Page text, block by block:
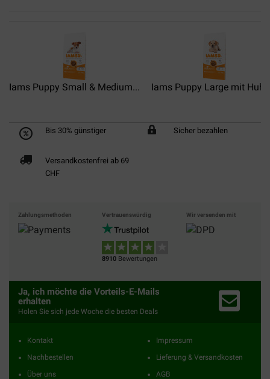
Iams Puppy Small & Medium... Iams Puppy Large mit
Bis 30% günstiger Sicher bezahlen
Versandkostenfrei ab 69
CHF
Zahlungsmethoden Vertrauenswürdig
8910 Bewertungen
Wir versenden mit
Ja, ich möchte die Vorteils-E-Mails
erhalten
Holen Sie sich jede Woche die besten Deals
Kontakt
Nachbestellen
Über uns
Impressum
Lieferung & Versandkosten
AGB